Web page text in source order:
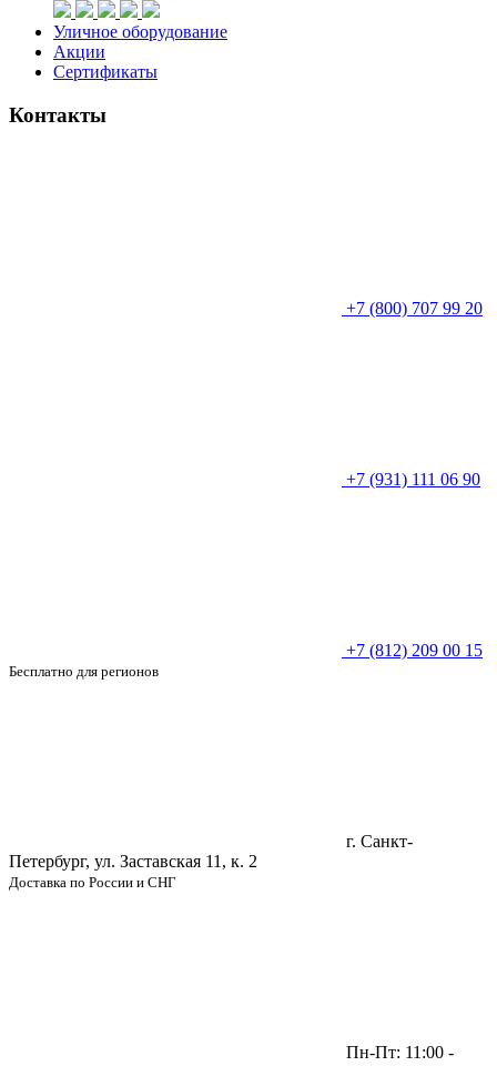
Уличное оборудование
Акции
Сертификаты
Контакты
+7 (800) 707 99 20
+7 (931) 111 06 90
+7 (812) 209 00 15
Бесплатно для регионов
г. Санкт-
Петербург, ул. Заставская 11, к. 2
Доставка по России и СНГ
Пн-Пт: 11:00 -